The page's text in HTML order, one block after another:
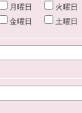
月曜日 火曜日
金曜日 土曜日